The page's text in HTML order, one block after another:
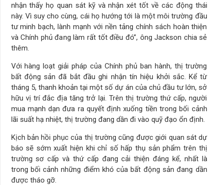
nhận thấy họ quan sát kỹ và nhận xét tốt về các động thái
này. Vì suy cho cùng, cái họ hướng tới là một môi trường đầu
tư minh bạch, lành mạnh với nền tảng chính sách hoàn thiện
và Chính phủ đang làm rất tốt điều đó”, ông Jackson chia sẻ
thêm.
Với hàng loạt giải pháp của Chính phủ ban hành, thị trường
bất động sản đã bắt đầu ghi nhận tín hiệu khởi sắc. Kể từ
tháng 5, thanh khoản tại một số dự án của chủ đầu tư lớn, sở
hữu vị trí đắc địa tăng trở lại. Trên thị trường thứ cấp, người
mua mạnh dạn đưa ra quyết định xuống tiền trong bối cảnh
lãi suất hạ nhiệt, thị trường đang dần đi vào quỹ đạo ổn định.
Kịch bản hồi phục của thị trường cũng được giới quan sát dự
báo sẽ sớm xuất hiện khi chỉ số hấp thụ sản phẩm trên thị
trường sơ cấp và thứ cấp đang cải thiện đáng kể, nhất là
trong bối cảnh những điểm khó của bất động sản đang dần
được tháo gỡ.